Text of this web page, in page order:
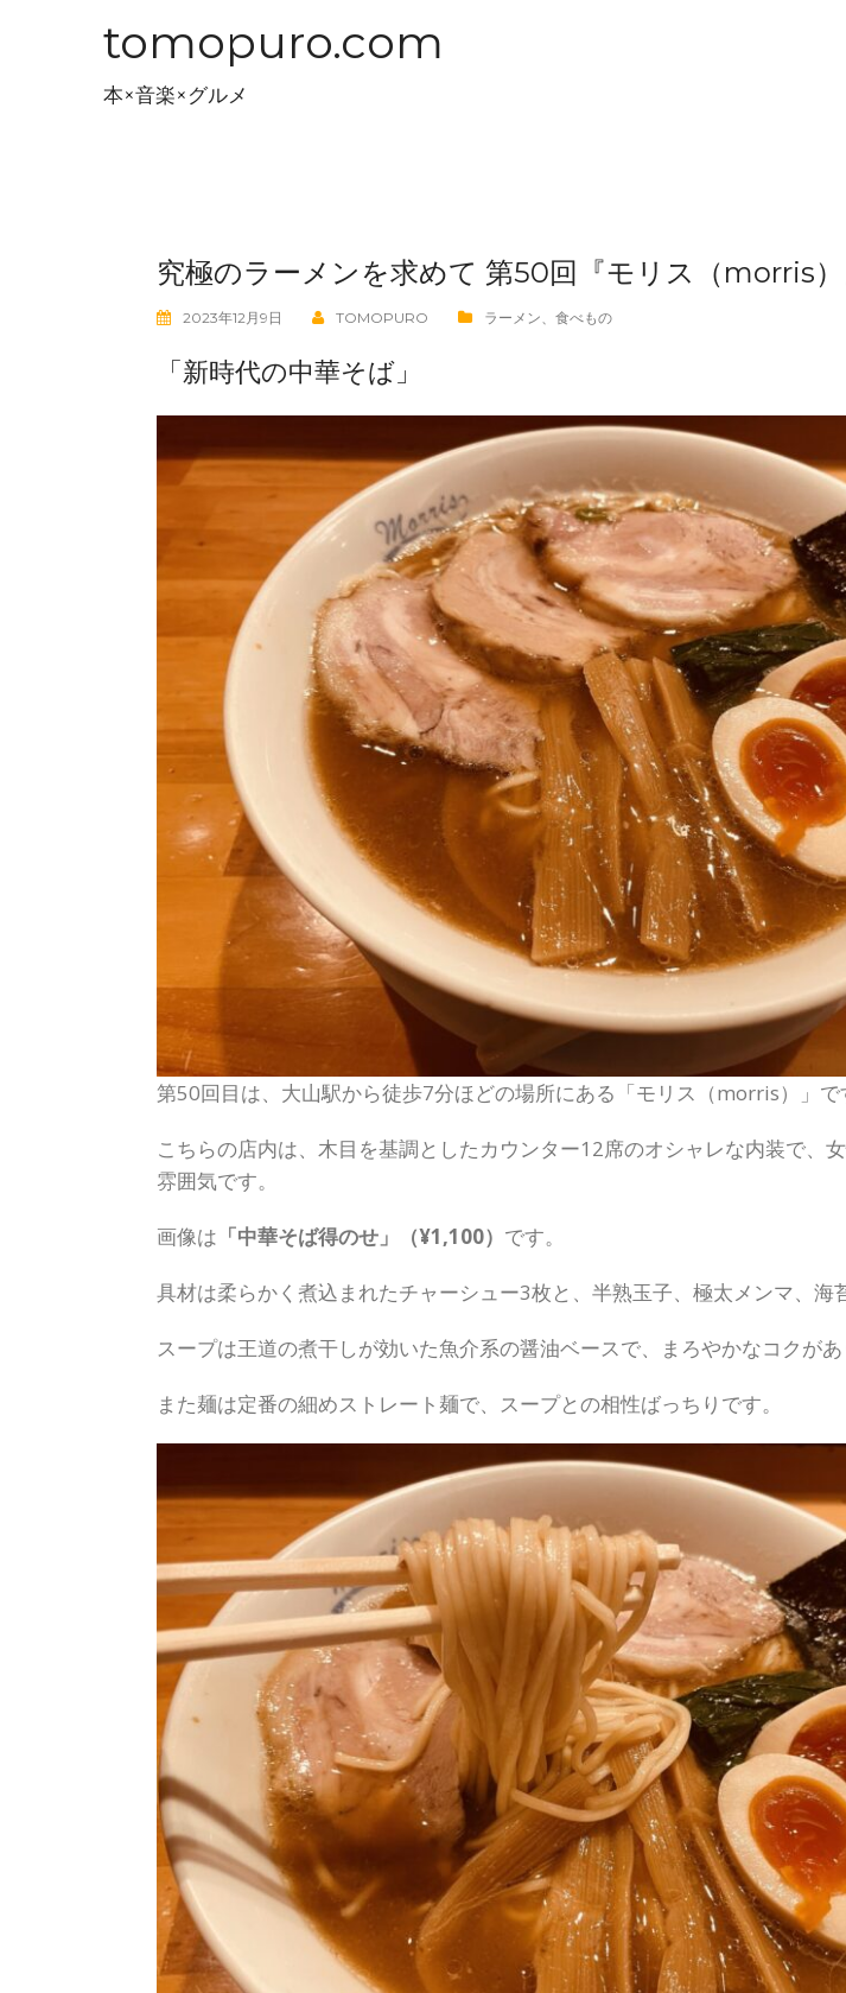
tomopuro.com
本×音楽×グルメ
究極のラーメンを求めて 第50回『モリス（morris）
2023年12月9日 TOMOPURO ラーメン、 食べもの
「新時代の中華そば」
第50回目は、大山駅から徒歩7分ほどの場所にある「モリス（morris）」で
こちらの店内は、木目を基調としたカウンター12席のオシャレな内装で、
雰囲気です。
画像は 「中華そば得のせ」（¥1,100） です。
具材は柔らかく煮込まれたチャーシュー3枚と、半熟玉子、極太メンマ、海
スープは王道の煮干しが効いた魚介系の醤油ベースで、まろやかなコクがあ
また麺は定番の細めストレート麺で、スープとの相性ばっちりです。